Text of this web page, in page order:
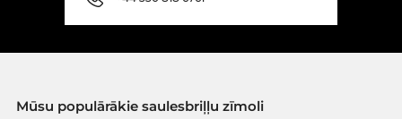
Mūsu populārākie saulesbriļļu zīmoli